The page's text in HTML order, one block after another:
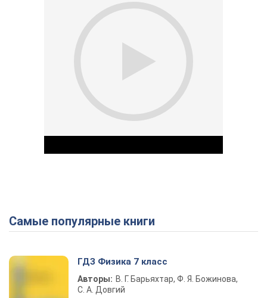
Play Video
Самые популярные книги
ГДЗ Физика 7 класс
Авторы: В. Г. Барьяхтар, Ф. Я. Божинова,
С. А. Довгий